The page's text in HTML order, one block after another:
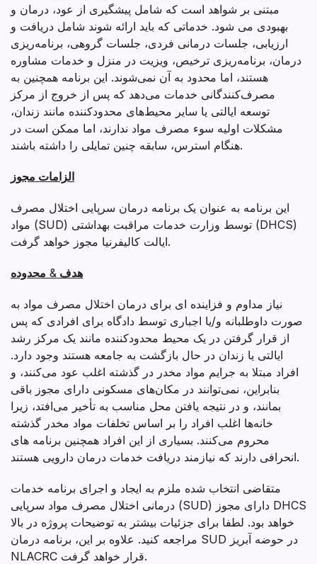
مبتنی بر شواهد است که شامل پیشگیری از عود، درمان و
بهبودی می شود. خدماتی که باید ارائه شوند شامل دریافت و
ارزیابی، جلسات درمانی فردی، جلسات گروهی، برنامه‌ریزی
درمان، برنامه‌ریزی ترخیص، ویزیت در منزل و خدمات مشاوره
هستند، اما محدود به آن نمی‌شوند. این برنامه همچنین به
مصرف‌کنندگانی خدمات می‌دهد که پس از خروج از مرکز
توسعه ایالتی یا سایر محیط‌های محدودکننده مانند زندان،
مشکلات اولیه سوء مصرف مواد ندارند، اما ممکن است در
هنگام استرس، سابقه چنین تمایلی را داشته باشند.
الزامات مجوز
این برنامه به عنوان یک برنامه درمان سرپایی اختلال مصرف
مواد (SUD) توسط وزارت خدمات مراقبت بهداشتی (DHCS)
ایالت کالیفرنیا مجوز خواهد گرفت.
هدف & محدوده
نیاز مداوم و فزاینده ای برای درمان اختلال مصرف مواد به
صورت داوطلبانه و/یا اجباری توسط دادگاه برای افرادی که پس
از قرار گرفتن در یک محیط محدودکننده مانند یک مرکز رشد
ایالتی یا زندان در حال بازگشت به جامعه هستند وجود دارد.
افراد مبتلا به جرایم مواد مخدر در گذشته اغلب عود می‌کنند، و
بنابراین، نمی‌توانند در مکان‌های مسکونی دارای مجوز باقی
بمانند، و در نتیجه یافتن محل مناسب به تأخیر می‌افتد، زیرا
خانه‌ها اغلب افراد را بر اساس تخلفات مواد مخدر گذشته
محروم می‌کنند. بسیاری از این افراد همچنین برنامه های
انحرافی دارند که نیازمند دریافت خدمات درمان دارویی هستند.
متقاضی انتخاب شده ملزم به ایجاد و اجرای برنامه خدمات
درمانی اختلال مصرف مواد سرپایی (SUD) دارای مجوز DHCS
خواهد بود. لطفا برای جزئیات بیشتر به توضیحات پروژه در بالا
مراجعه کنید. علاوه بر این، برنامه درمان SUD در حوضه آبریز
NLACRC قرار خواهد گرفت.